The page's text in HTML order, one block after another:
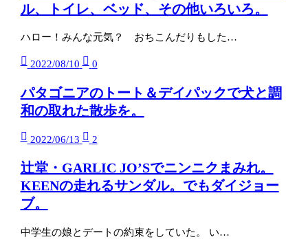
ル、トイレ、ベッド、その他いろいろ。
ハロー！みんな元気？ おちこんだりもした…
2022/08/10 0
パタゴニアのトート＆デイパックで犬と調
和の取れた散歩を。
2022/06/13 2
辻堂・GARLIC JO’Sでニンニクまみれ。
KEENの走れるサンダル。でもダイジョー
ブ。
中学生の娘とデートの約束をしていた。 い…